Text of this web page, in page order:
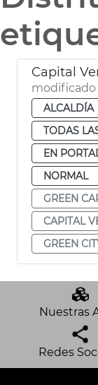
Capital
modificado
ALCALDÍA
TODAS
EN
NORMAL
GREEN
CAPITAL
GREEN
Nuestras
Redes